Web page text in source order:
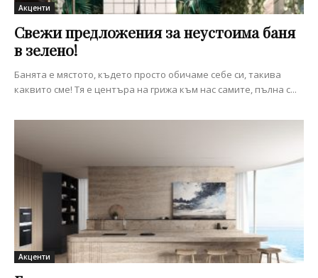
Акценти
Свежи предложения за неустоима баня
в зелено!
Банята е мястото, където просто обичаме себе си, такива
каквито сме! Тя е центъра на грижа към нас самите, пълна с...
Акценти